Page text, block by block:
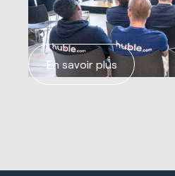
En savoir plus